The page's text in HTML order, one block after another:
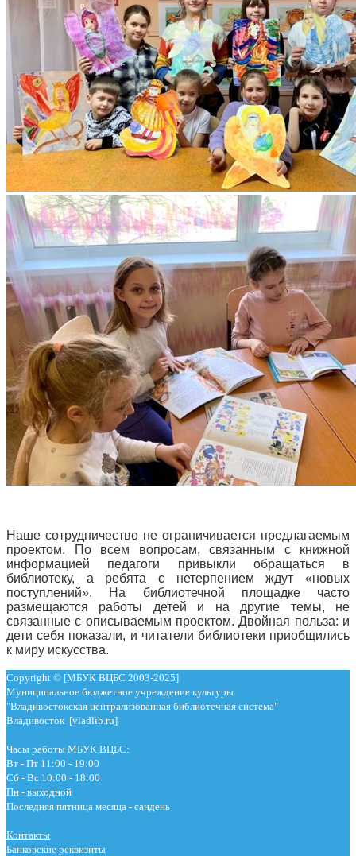
Наше сотрудничество не ограничивается предлагаемым
проектом. По всем вопросам, связанным с книжной
информацией педагоги привыкли обращаться в
библиотеку, а ребята с нетерпением ждут «новых
поступлений». На библиотечной площадке часто
размещаются работы детей и на другие темы, не
связанные с описываемым проектом. Двойная польза: и
дети себя показали, и читатели библиотеки приобщились
к миру искусства.
Copyright © [МБУК ВЦБС 2003-2025]
Муниципальное бюджетное учреждение культуры
"Владивостокская централизованная библиотечная система"
Владивосток [vladlib.ru]
Часы работы МБУК ВЦБС:
Вт - Пт 11:00 - 19:00
Сб - Вс 10:00 - 18:00
Пн - выходной
Последняя пятница месяца - сандень
Контакты
Банковские реквизиты